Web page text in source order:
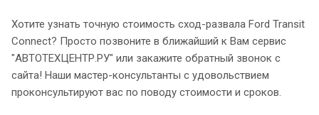
Хотите узнать точную стоимость сход-развала Ford Transit
Connect? Просто позвоните в ближайший к Вам сервис
"АВТОТЕХЦЕНТР.РУ" или закажите обратный звонок с
сайта! Наши мастер-консультанты с удовольствием
проконсультируют вас по поводу стоимости и сроков.